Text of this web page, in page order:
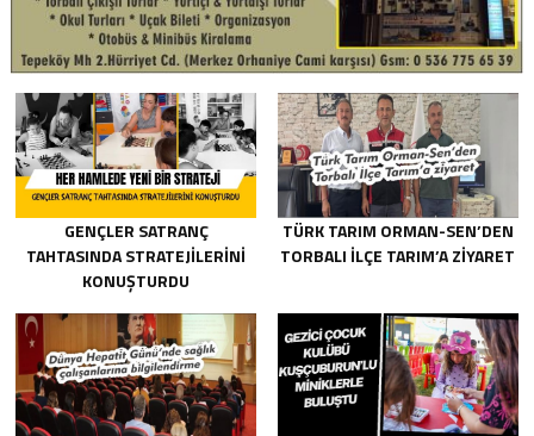
GENÇLER SATRANÇ
TAHTASINDA STRATEJILERINI
KONUŞTURDU
TÜRK TARIM ORMAN-SEN’DEN
TORBALI İLÇE TARIM’A ZIYARET